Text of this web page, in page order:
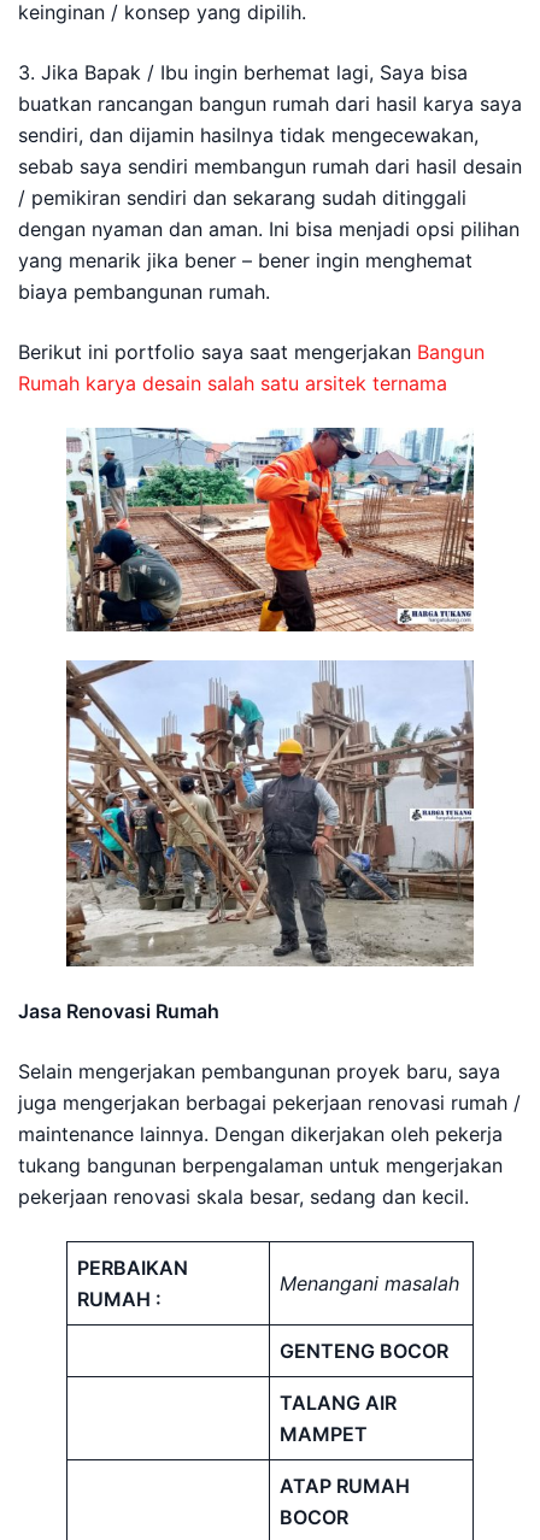
keinginan / konsep yang dipilih.
3. Jika Bapak / Ibu ingin berhemat lagi, Saya bisa
buatkan rancangan bangun rumah dari hasil karya saya
sendiri, dan dijamin hasilnya tidak mengecewakan,
sebab saya sendiri membangun rumah dari hasil desain
/ pemikiran sendiri dan sekarang sudah ditinggali
dengan nyaman dan aman. Ini bisa menjadi opsi pilihan
yang menarik jika bener – bener ingin menghemat
biaya pembangunan rumah.
Berikut ini portfolio saya saat mengerjakan Bangun
Rumah karya desain salah satu arsitek ternama
Jasa Renovasi Rumah
Selain mengerjakan pembangunan proyek baru, saya
juga mengerjakan berbagai pekerjaan renovasi rumah /
maintenance lainnya. Dengan dikerjakan oleh pekerja
tukang bangunan berpengalaman untuk mengerjakan
pekerjaan renovasi skala besar, sedang dan kecil.
PERBAIKAN
RUMAH :
Menangani masalah
GENTENG BOCOR
TALANG AIR
MAMPET
ATAP RUMAH
BOCOR